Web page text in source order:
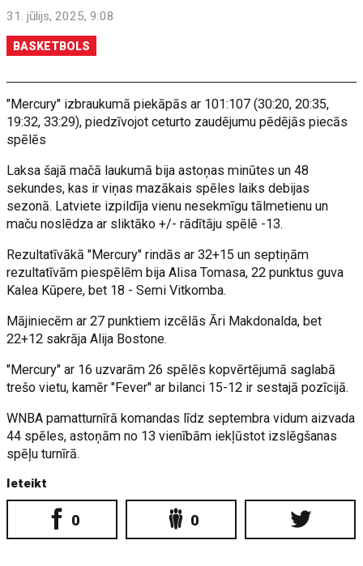
31. jūlijs, 2025, 9:08
BASKETBOLS
"Mercury" izbraukumā piekāpās ar 101:107 (30:20, 20:35,
19:32, 33:29), piedzīvojot ceturto zaudējumu pēdējās piecās
spēlēs
Laksa šajā mačā laukumā bija astoņas minūtes un 48
sekundes, kas ir viņas mazākais spēles laiks debijas
sezonā. Latviete izpildīja vienu nesekmīgu tālmetienu un
maču noslēdza ar sliktāko +/- rādītāju spēlē -13.
Rezultatīvākā "Mercury" rindās ar 32+15 un septiņām
rezultatīvām piespēlēm bija Alisa Tomasa, 22 punktus guva
Kalea Kūpere, bet 18 - Semi Vitkomba.
Mājiniecēm ar 27 punktiem izcēlās Āri Makdonalda, bet
22+12 sakrāja Alija Bostone.
"Mercury" ar 16 uzvarām 26 spēlēs kopvērtējumā saglabā
trešo vietu, kamēr "Fever" ar bilanci 15-12 ir sestajā pozīcijā.
WNBA pamatturnīrā komandas līdz septembra vidum aizvada
44 spēles, astoņām no 13 vienībām iekļūstot izslēgšanas
spēļu turnīrā.
Ieteikt
0 0